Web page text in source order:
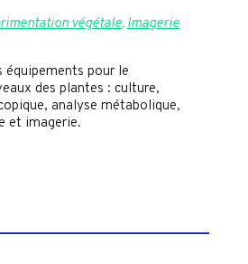
végétale, Imagerie
équipements pour le
des plantes : culture,
analyse métabolique,
et imagerie.